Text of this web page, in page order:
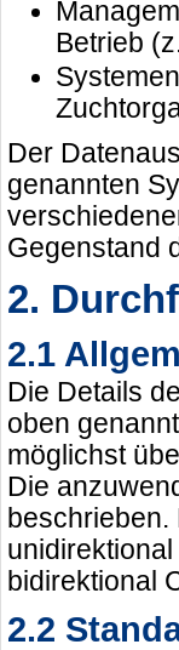
Betrieb
Der
genannten
Gegenstand
2.
2.1
Die Details
oben
möglichst
Die
unidirektional
bidirektional
2.2